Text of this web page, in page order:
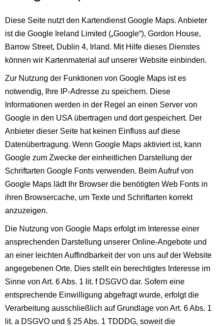
Diese Seite nutzt den Kartendienst Google Maps. Anbieter
ist die Google Ireland Limited („Google“), Gordon House,
Barrow Street, Dublin 4, Irland. Mit Hilfe dieses Dienstes
können wir Kartenmaterial auf unserer Website einbinden.
Zur Nutzung der Funktionen von Google Maps ist es
notwendig, Ihre IP-Adresse zu speichern. Diese
Informationen werden in der Regel an einen Server von
Google in den USA übertragen und dort gespeichert. Der
Anbieter dieser Seite hat keinen Einfluss auf diese
Datenübertragung. Wenn Google Maps aktiviert ist, kann
Google zum Zwecke der einheitlichen Darstellung der
Schriftarten Google Fonts verwenden. Beim Aufruf von
Google Maps lädt Ihr Browser die benötigten Web Fonts in
ihren Browsercache, um Texte und Schriftarten korrekt
anzuzeigen.
Die Nutzung von Google Maps erfolgt im Interesse einer
ansprechenden Darstellung unserer Online-Angebote und
an einer leichten Auffindbarkeit der von uns auf der Website
angegebenen Orte. Dies stellt ein berechtigtes Interesse im
Sinne von Art. 6 Abs. 1 lit. f DSGVO dar. Sofern eine
entsprechende Einwilligung abgefragt wurde, erfolgt die
Verarbeitung ausschließlich auf Grundlage von Art. 6 Abs. 1
lit. a DSGVO und § 25 Abs. 1 TDDDG, soweit die